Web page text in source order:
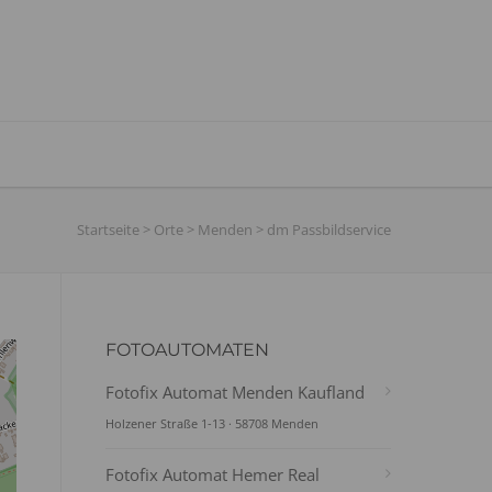
Startseite > Orte > Menden > dm Passbildservice
FOTOAUTOMATEN
Fotofix Automat Menden Kaufland
Holzener Straße 1-13 · 58708 Menden
Fotofix Automat Hemer Real